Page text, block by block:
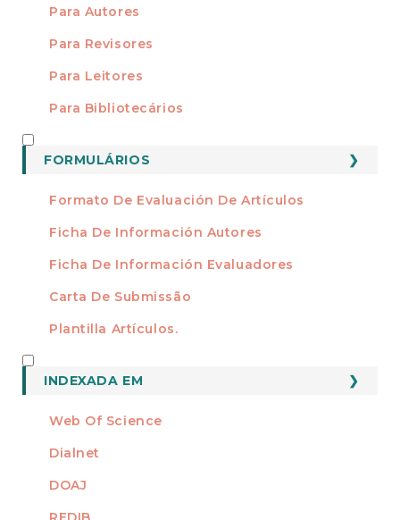
Para Autores
Para Revisores
Para Leitores
Para Bibliotecários
FORMULÁRIOS
Formato De Evaluación De Artículos
Ficha De Información Autores
Ficha De Información Evaluadores
Carta De Submissão
Plantilla Artículos.
INDEXADA EM
Web Of Science
Dialnet
DOAJ